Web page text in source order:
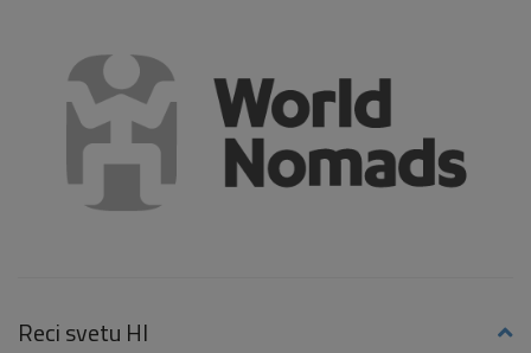
Reci svetu HI